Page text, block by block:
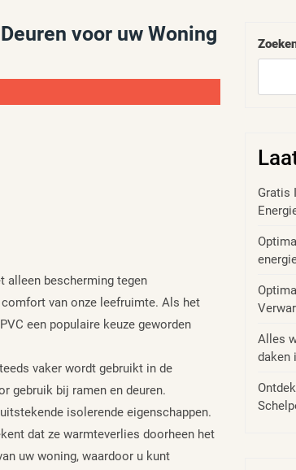
voor uw Woning
alleen bescherming tegen
van onze leefruimte. Als het
een populaire keuze geworden
vaker wordt gebruikt in de
gebruik bij ramen en deuren.
isolerende eigenschappen.
dat ze warmteverlies doorheen het
uw woning, waardoor u kunt
Gratis
Alles
daken